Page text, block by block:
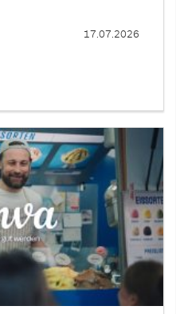
17.07.2026